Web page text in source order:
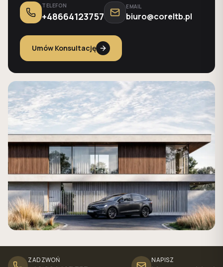
TELEFON
+48664123757
EMAIL
biuro@coreltb.pl
Umów Konsultację
ZADZWOŃ NAPISZ